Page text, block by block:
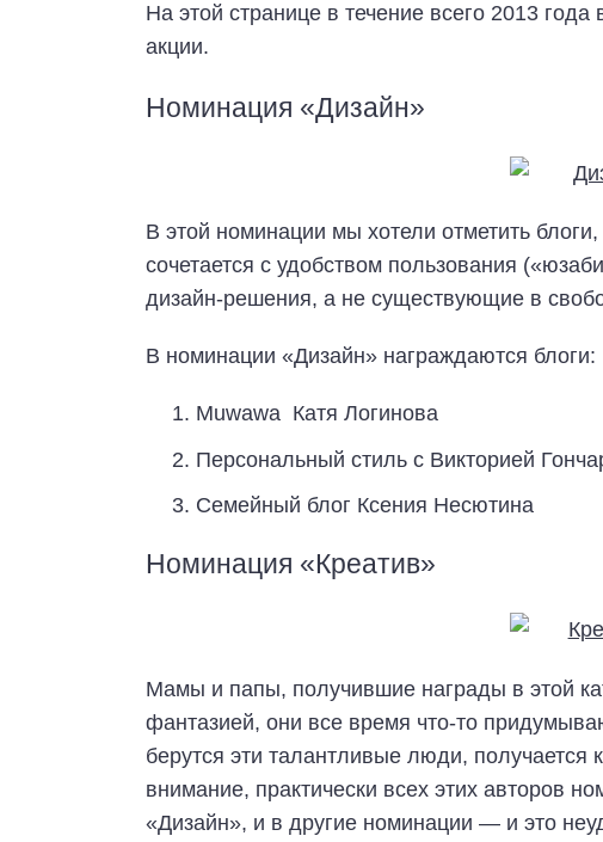
На этой странице в течение всего 2013
акции.
Номинация «Дизайн»
В этой номинации мы хотели отметить
сочетается с удобством пользования
дизайн-решения, а не существующие в
В номинации «Дизайн» награждаются блоги:
Muwawa Катя Логинова
Персональный стиль с Викторией
Семейный блог Ксения Несютина
Номинация «Креатив»
Мамы и папы, получившие награды в этой
фантазией, они все время что-то
берутся эти талантливые люди,
внимание, практически всех этих авторов
«Дизайн», и в другие номинации — и это